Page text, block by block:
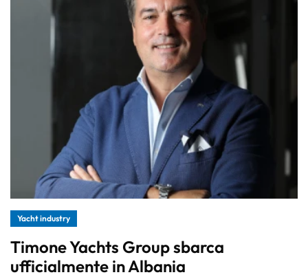
Yacht industry
Timone Yachts Group sbarca
ufficialmente in Albania